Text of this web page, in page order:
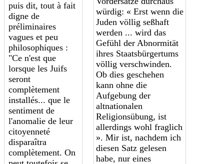
puis dit, tout à fait
digne de
préliminaires
vagues et peu
philosophiques :
"Ce n'est que
lorsque les Juifs
seront
complètement
installés... que le
sentiment de
l'anomalie de leur
citoyenneté
disparaîtra
complètement. On
würdig: « Erst wenn die
Juden völlig seßhaft
werden ... wird das
Gefühl der Abnormität
ihres Staatsbürgertums
völlig verschwinden.
Ob dies geschehen
kann ohne die
Aufgebung der
altnationalen
Religionsübung, ist
allerdings wohl fraglich
». Mir ist, nachdem ich
diesen Satz gelesen
habe, nur eines